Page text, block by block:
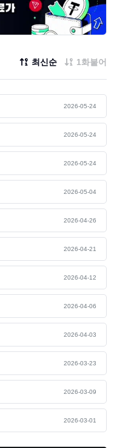
최신순 1화붙어
2026-05-24
2026-05-24
2026-05-24
2026-05-04
2026-04-26
2026-04-21
2026-04-12
2026-04-06
2026-04-03
2026-03-23
2026-03-09
2026-03-01